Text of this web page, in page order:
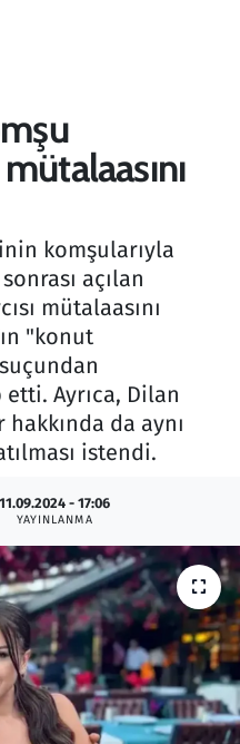
komşularıyla
açılan
mütalaasını
"konut
etti. Ayrıca, Dilan
da aynı
istendi.
11.09.2024 - 17:06
YAYINLANMA